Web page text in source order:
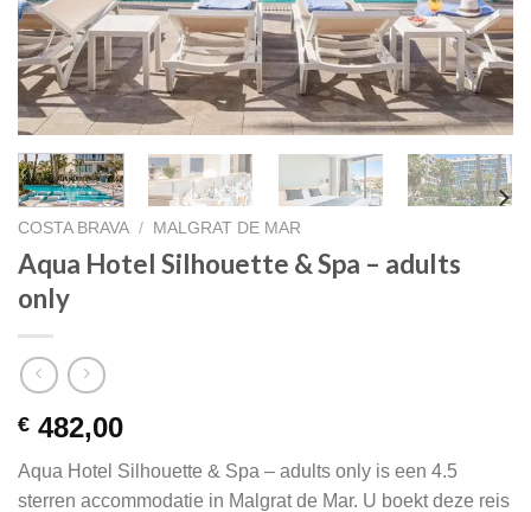
COSTA BRAVA / MALGRAT DE MAR
Aqua Hotel Silhouette & Spa – adults
only
€ 482,00
Aqua Hotel Silhouette & Spa – adults only is een 4.5
sterren accommodatie in Malgrat de Mar. U boekt deze reis